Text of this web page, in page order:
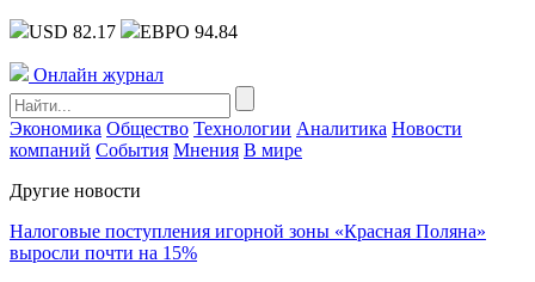
USD 82.17 ЕВРО 94.84
Онлайн журнал
Экономика Общество Технологии Аналитика Новости
компаний События Мнения В мире
Другие новости
Налоговые поступления игорной зоны «Красная Поляна»
выросли почти на 15%